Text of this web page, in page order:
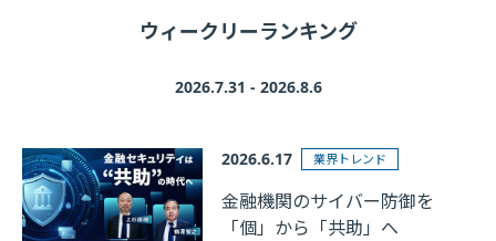
ウィークリーランキング
2026.7.31 - 2026.8.6
2026.6.17 業界トレンド
金融機関のサイバー防御を
「個」から「共助」へ